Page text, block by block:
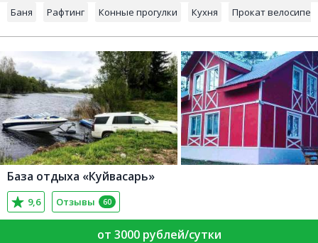
Баня Рафтинг Конные прогулки Кухня Прокат
База отдыха «Куйвасарь»
9,6 Отзывы 60
от 3000 рублей/сутки